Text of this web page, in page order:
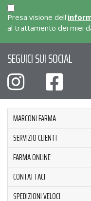
Presa visione dell'
al trattamento dei miei
SEGUICI SUI SOCIAL
MARCONI FARMA
SERVIZIO CLIENTI
FARMA ONLINE
CONTATTACI
SPEDIZIONI VELOCI